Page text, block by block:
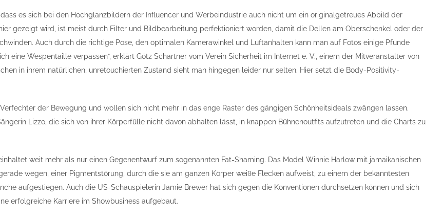
es sich bei den Hochglanzbildern der Influencer und Werbeindustrie auch nicht um ein originalgetreues Abbild der
gezeigt wird, ist meist durch Filter und Bildbearbeitung perfektioniert worden, damit die Dellen am Oberschenkel oder der
Auch durch die richtige Pose, den optimalen Kamerawinkel und Luftanhalten kann man auf Fotos einige Pfunde
eine Wespentaille verpassen“, erklärt Götz Schartner vom Verein Sicherheit im Internet e. V., einem der Mitveranstalter von
in ihrem natürlichen, unretouchierten Zustand sieht man hingegen leider nur selten. Hier setzt die Body-Positivity-
der Bewegung und wollen sich nicht mehr in das enge Raster des gängigen Schönheitsideals zwängen lassen.
Lizzo, die sich von ihrer Körperfülle nicht davon abhalten lässt, in knappen Bühnenoutfits aufzutreten und die Charts zu
weit mehr als nur einen Gegenentwurf zum sogenannten Fat-Shaming. Das Model Winnie Harlow mit jamaikanischen
wegen, einer Pigmentstörung, durch die sie am ganzen Körper weiße Flecken aufweist, zu einem der bekanntesten
aufgestiegen. Auch die US-Schauspielerin Jamie Brewer hat sich gegen die Konventionen durchsetzen können und sich
erfolgreiche Karriere im Showbusiness aufgebaut.